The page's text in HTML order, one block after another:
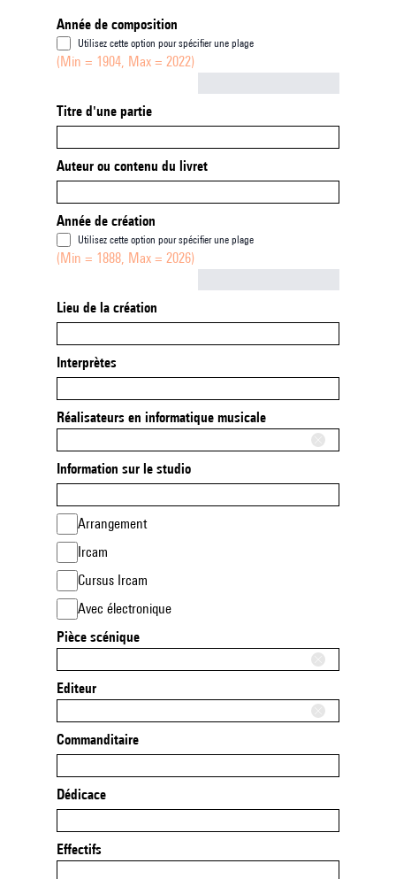
Année de composition
Utilisez cette option pour spécifier une plage
(Min = 1904, Max = 2022)
Titre d'une partie
Auteur ou contenu du livret
Année de création
Utilisez cette option pour spécifier une plage
(Min = 1888, Max = 2026)
Lieu de la création
Interprètes
Réalisateurs en informatique musicale
Information sur le studio
Arrangement
Ircam
Cursus Ircam
Avec électronique
Pièce scénique
Editeur
Commanditaire
Dédicace
Effectifs